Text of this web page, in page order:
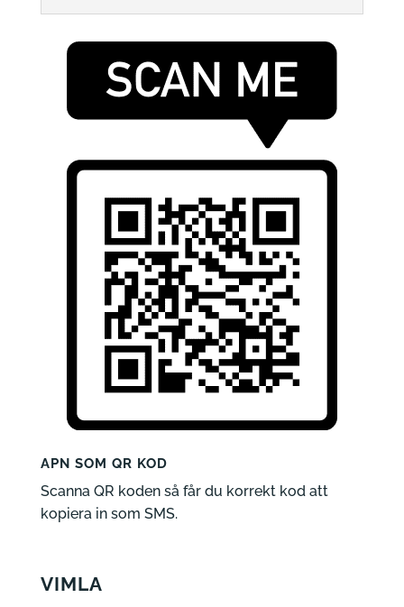
APN SOM QR KOD
Scanna QR koden så får du korrekt kod att
kopiera in som SMS.
VIMLA